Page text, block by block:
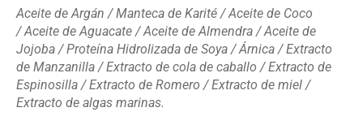
Aceite de Argán / Manteca de Karité / Aceite de Coco
/ Aceite de Aguacate / Aceite de Almendra / Aceite de
Jojoba / Proteína Hidrolizada de Soya / Árnica / Extracto
de Manzanilla / Extracto de cola de caballo / Extracto de
Espinosilla / Extracto de Romero / Extracto de miel /
Extracto de algas marinas.